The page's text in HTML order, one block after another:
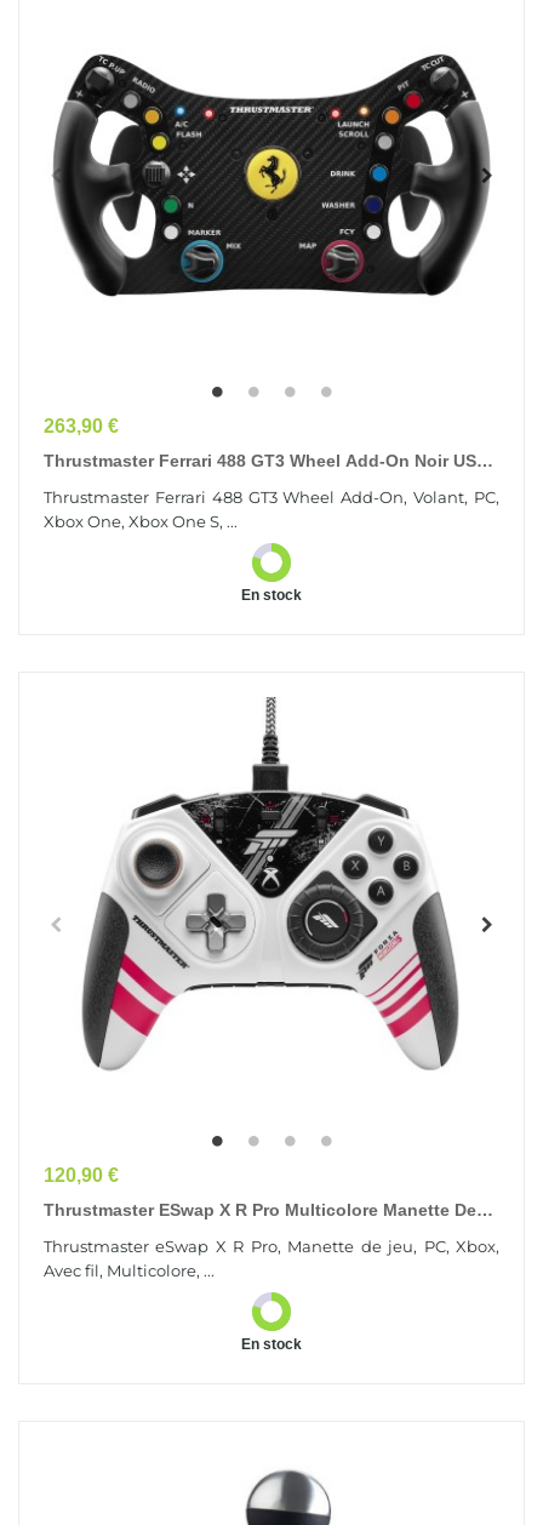
Prix
263,90 €
Thrustmaster Ferrari 488 GT3 Wheel Add-On Noir USB
Thrustmaster Ferrari 488 GT3 Wheel Add-On, Volant, PC,
Xbox One, Xbox One S, ...
En stock
Prix
120,90 €
Thrustmaster ESwap X R Pro Multicolore Manette De
Thrustmaster eSwap X R Pro, Manette de jeu, PC, Xbox,
Avec fil, Multicolore, ...
En stock